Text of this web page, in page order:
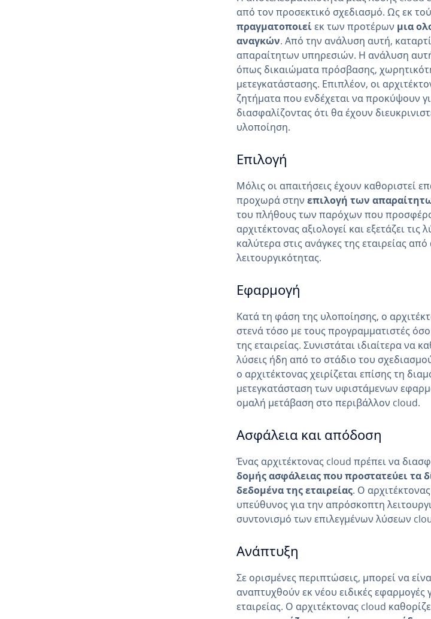
από τον προσεκτικό σχεδιασμό. Ως εκ
πραγματοποιείεκ των προτέρων μια
αναγκών. Από την ανάλυση αυτή,
απαραίτητων υπηρεσιών. Η ανάλυση
όπως δικαιώματα πρόσβασης,
μετεγκατάστασης. Επιπλέον, οι
ζητήματα που ενδέχεται να προκύψουν
διασφαλίζοντας ότι θα έχουν
υλοποίηση.
Επιλογή
Μόλις οι απαιτήσεις έχουν καθοριστεί
προχωρά στην επιλογή των
του πλήθους των παρόχων που
αρχιτέκτονας αξιολογεί και εξετάζει τις
καλύτερα στις ανάγκες της εταιρείας
λειτουργικότητας.
Εφαρμογή
Κατά τη φάση της υλοποίησης, ο
στενά τόσο με τους προγραμματιστές όσο
της εταιρείας. Συνιστάται ιδιαίτερα να
λύσεις ήδη από το στάδιο του
ο αρχιτέκτονας χειρίζεται επίσης τη
μετεγκατάσταση των υφιστάμενων
ομαλή μετάβαση στο περιβάλλον cloud.
Ασφάλεια και απόδοση
Ένας αρχιτέκτονας cloud πρέπει να
δομής ασφάλειας που προστατεύει τα
δεδομένα της εταιρείας. Ο
υπεύθυνος για την απρόσκοπτη
συντονισμό των επιλεγμένων λύσεων
Ανάπτυξη
Σε ορισμένες περιπτώσεις, μπορεί να
αναπτυχθούν εκ νέου ειδικές εφαρμογές
εταιρείας. Ο αρχιτέκτονας cloud